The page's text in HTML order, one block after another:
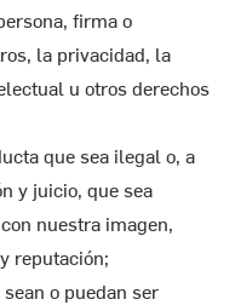
firma o
la privacidad, la
u otros derechos
que sea ilegal o, a
y juicio, que sea
nuestra imagen,
reputación;
o puedan ser